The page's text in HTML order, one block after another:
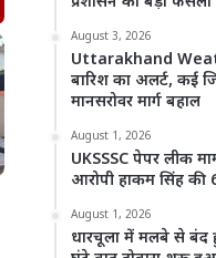
August 3, 2026
Uttarakhand
बारिश का अलर्ट, कई
मानसरोवर मार्ग बहाल
August 1, 2026
UKSSSC पेपर लीक
आरोपी हाकम सिंह की
August 1, 2026
धारचूला में मलबे से बंद